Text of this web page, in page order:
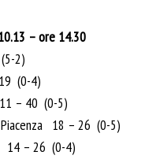
– ore 14.30
2)
(0-4)
11 – 40 (0-5)
Piacenza 18 – 26 (0-5)
14 – 26 (0-4)